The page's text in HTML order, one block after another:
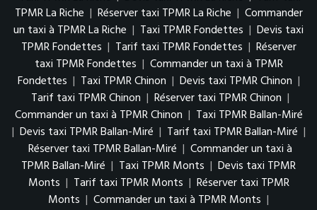
TPMR La Riche | Réserver taxi TPMR La Riche | Commander
un taxi à TPMR La Riche | Taxi TPMR Fondettes | Devis taxi
TPMR Fondettes | Tarif taxi TPMR Fondettes | Réserver
taxi TPMR Fondettes | Commander un taxi à TPMR
Fondettes | Taxi TPMR Chinon | Devis taxi TPMR Chinon |
Tarif taxi TPMR Chinon | Réserver taxi TPMR Chinon |
Commander un taxi à TPMR Chinon | Taxi TPMR Ballan-Miré
| Devis taxi TPMR Ballan-Miré | Tarif taxi TPMR Ballan-Miré |
Réserver taxi TPMR Ballan-Miré | Commander un taxi à
TPMR Ballan-Miré | Taxi TPMR Monts | Devis taxi TPMR
Monts | Tarif taxi TPMR Monts | Réserver taxi TPMR
Monts | Commander un taxi à TPMR Monts |